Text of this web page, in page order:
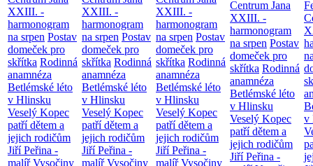
XXIII. -
harmonogram
na srpen Postav
domeček pro
skřítka Rodinná
anamnéza
Betlémské léto
v Hlinsku
Veselý Kopec
patří dětem a
jejich rodičům
Jiří Peřina -
malíř Vysočiny
XXIII. -
harmonogram
na srpen Postav
domeček pro
skřítka Rodinná
anamnéza
Betlémské léto
v Hlinsku
Veselý Kopec
patří dětem a
jejich rodičům
Jiří Peřina -
malíř Vysočiny
XXIII. -
harmonogram
na srpen Postav
domeček pro
skřítka Rodinná
anamnéza
Betlémské léto
v Hlinsku
Veselý Kopec
patří dětem a
jejich rodičům
Jiří Peřina -
malíř Vysočiny
Centrum Jana
XXIII. -
harmonogram
na srpen Postav
domeček pro
skřítka Rodinná
anamnéza
Betlémské léto
v Hlinsku
Veselý Kopec
patří dětem a
jejich rodičům
Jiří Peřina -
v